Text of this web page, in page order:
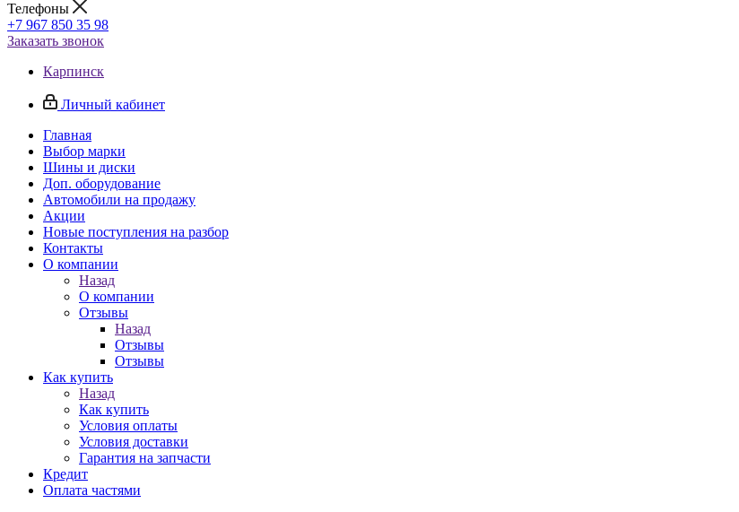
Телефоны
+7 967 850 35 98
Заказать звонок
Карпинск
Личный кабинет
Главная
Выбор марки
Шины и диски
Доп. оборудование
Автомобили на продажу
Акции
Новые поступления на разбор
Контакты
О компании
Назад
О компании
Отзывы
Назад
Отзывы
Отзывы
Как купить
Назад
Как купить
Условия оплаты
Условия доставки
Гарантия на запчасти
Кредит
Оплата частями